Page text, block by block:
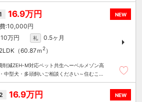
NEW
16.9万円
10,000円
10万円 礼
0.5ヶ月
2LDK（60.87ｍ2）
削減ZEH-M対応ペット共生へーベルメゾン高
中型犬・多頭飼いご相談ください～住むこと
NEW
16.9万円